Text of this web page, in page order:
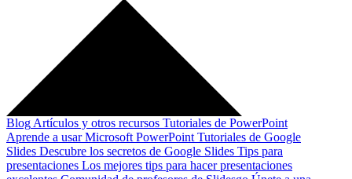
Blog Artículos y otros recursos Tutoriales de PowerPoint
Aprende a usar Microsoft PowerPoint Tutoriales de Google
Slides Descubre los secretos de Google Slides Tips para
presentaciones Los mejores tips para hacer presentaciones